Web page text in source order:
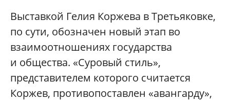
Выставкой Гелия Коржева в Третьяковке,
по сути, обозначен новый этап во
взаимоотношениях государства
и общества. «Суровый стиль»,
представителем которого считается
Коржев, противопоставлен «авангарду»,